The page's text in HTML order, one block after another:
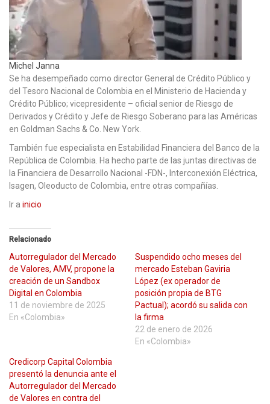
Michel Janna
Se ha desempeñado como director General de Crédito Público y
del Tesoro Nacional de Colombia en el Ministerio de Hacienda y
Crédito Público; vicepresidente – oficial senior de Riesgo de
Derivados y Crédito y Jefe de Riesgo Soberano para las Américas
en Goldman Sachs & Co. New York.
También fue especialista en Estabilidad Financiera del Banco de la
República de Colombia. Ha hecho parte de las juntas directivas de
la Financiera de Desarrollo Nacional -FDN-, Interconexión Eléctrica,
Isagen, Oleoducto de Colombia, entre otras compañías.
Ir a inicio
Relacionado
Autorregulador del Mercado
de Valores, AMV, propone la
creación de un Sandbox
Digital en Colombia
11 de noviembre de 2025
En «Colombia»
Suspendido ocho meses del
mercado Esteban Gaviria
López (ex operador de
posición propia de BTG
Pactual); acordó su salida con
la firma
22 de enero de 2026
En «Colombia»
Credicorp Capital Colombia
presentó la denuncia ante el
Autorregulador del Mercado
de Valores en contra del